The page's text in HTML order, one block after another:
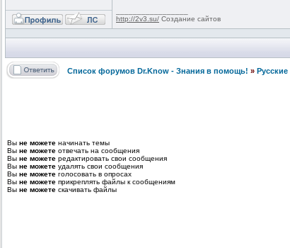
http://2v3.su/ Создание сайтов
Список форумов Dr.Know - Знания в помощь! »
Вы не можете начинать темы
Вы не можете отвечать на сообщения
Вы не можете редактировать свои сообщения
Вы не можете удалять свои сообщения
Вы не можете голосовать в опросах
Вы не можете прикреплять файлы к сообщениям
Вы не можете скачивать файлы